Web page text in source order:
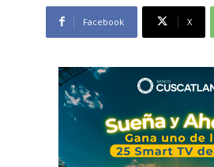
Facebook X